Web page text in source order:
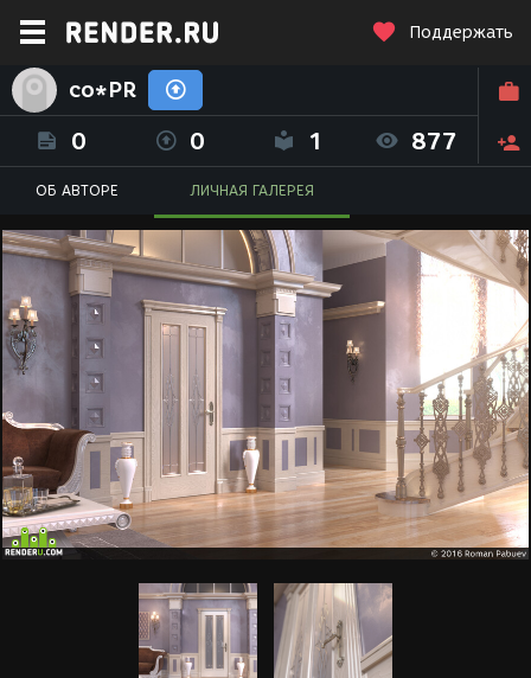
Поддержать
co*PR
0 0 1 877
ОБ АВТОРЕ ЛИЧНАЯ ГАЛЕРЕЯ